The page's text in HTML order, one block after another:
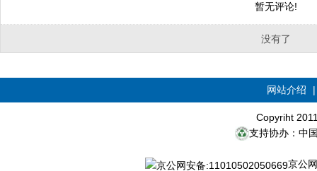
暂无评论!
没有了
网站介绍
Copyriht
支持协办：中
京公